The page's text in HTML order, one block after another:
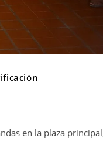
en la plaza